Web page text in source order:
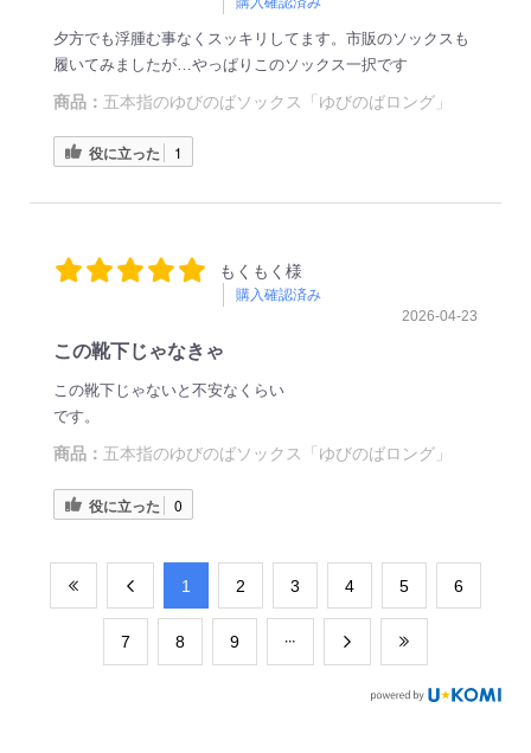
夕方でも浮腫む事なくスッキリしてます。市販のソックスも
履いてみましたが…やっぱりこのソックス一択です
商品： 五本指のゆびのばソックス「ゆびのばロング」
役に立った 1
もくもく様
購入確認済み
2026-04-23
この靴下じゃなきゃ
この靴下じゃないと不安なくらい
です。
商品： 五本指のゆびのばソックス「ゆびのばロング」
役に立った 0
​1 ​2 ​3 ​4 ​5 ​6
​7 ​8 ​9